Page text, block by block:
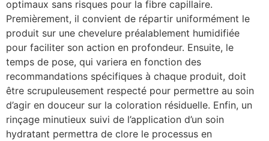
optimaux sans risques pour la fibre capillaire.
Premièrement, il convient de répartir uniformément le
produit sur une chevelure préalablement humidifiée
pour faciliter son action en profondeur. Ensuite, le
temps de pose, qui variera en fonction des
recommandations spécifiques à chaque produit, doit
être scrupuleusement respecté pour permettre au soin
d’agir en douceur sur la coloration résiduelle. Enfin, un
rinçage minutieux suivi de l’application d’un soin
hydratant permettra de clore le processus en